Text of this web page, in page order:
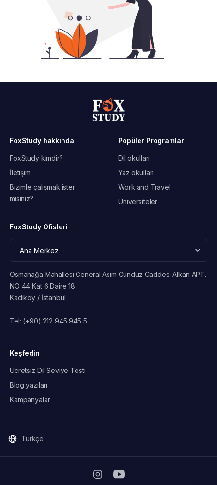
FoxStudy hakkında
FoxStudy kimdir?
İletişim
Bizimle çalışmak ister
misiniz?
Popüler Programlar
Dil okulları
Yaz okulları
Work and Travel
Üniversiteler
FoxStudy Ofisleri
Osmanağa Mahallesi General Asım Gündüz Caddesi Alkan APT.
NO 44 Kat 6 Daire 18
Kadıköy / İstanbul
Tel: (+90) 212 945 945 5
Keşfedin
Ücretsiz Dil Seviye Testi
Blog yazıları
Kampanyalar
Türkçe